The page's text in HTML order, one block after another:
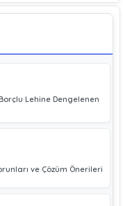
Lehine Dengelenen
ve Çözüm Önerileri